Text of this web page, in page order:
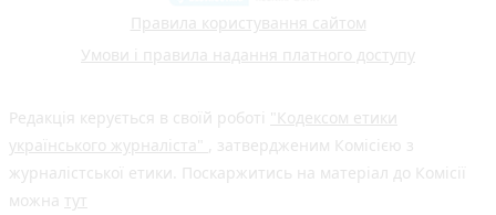
Правила користування сайтом
Умови і правила надання платного доступу
Редакція керується в своїй роботі "Кодексом етики
українського журналіста"
, затвердженим Комісією з
журналістської етики. Поскаржитись на матеріал до Комісії
можна тут